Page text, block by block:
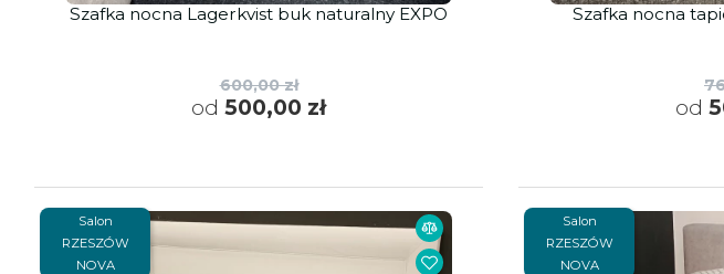
Szafka nocna Lagerkvist buk naturalny EXPO
600,00 zł
od 500,00 zł
Szafka nocna
od
Salon
RZESZÓW
NOVA
Salon
RZESZÓW
NOVA